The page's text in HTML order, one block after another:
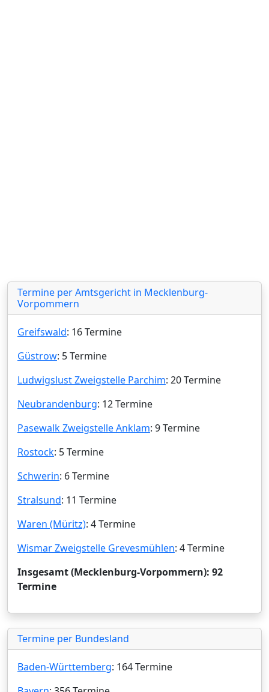
Termine per Amtsgericht in Mecklenburg-
Vorpommern
Greifswald: 16 Termine
Güstrow: 5 Termine
Ludwigslust Zweigstelle Parchim: 20 Termine
Neubrandenburg: 12 Termine
Pasewalk Zweigstelle Anklam: 9 Termine
Rostock: 5 Termine
Schwerin: 6 Termine
Stralsund: 11 Termine
Waren (Müritz): 4 Termine
Wismar Zweigstelle Grevesmühlen: 4 Termine
Insgesamt (Mecklenburg-Vorpommern): 92
Termine
Termine per Bundesland
Baden-Württemberg: 164 Termine